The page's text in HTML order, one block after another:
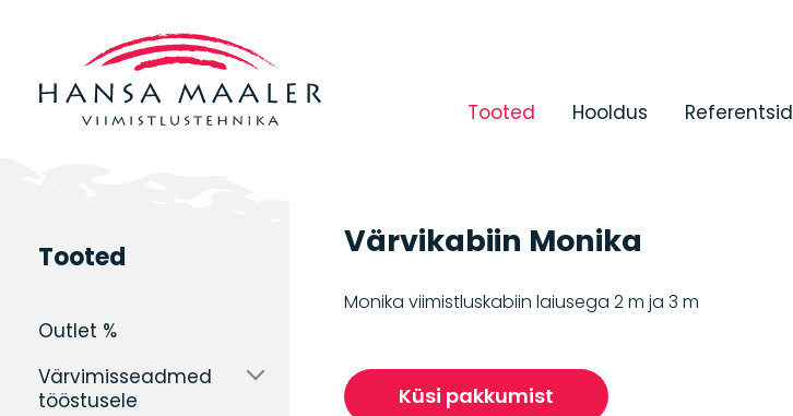
Liivapritsid
ABRASIIVI­
KAITSEVARUSTUS
ABRASIIVITÖÖDEKS
destillaatorid
puhastusseadmed
ULTRAHELISEADMETE
PUHASTUSAINED
Tooted Hooldus Referentsid
Tooted
Outlet %
Värvimisseadmed
tööstusele
Värvikabiin Monika
Monika viimistluskabiin laiusega 2 m ja 3 m
Küsi pakkumist